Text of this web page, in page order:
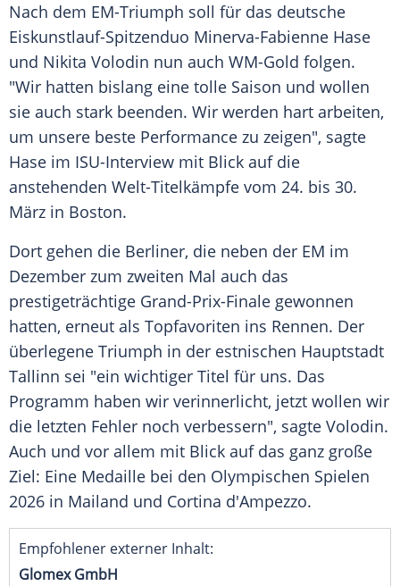
Nach dem EM-Triumph soll für das deutsche
Eiskunstlauf-Spitzenduo Minerva-Fabienne Hase
und Nikita Volodin nun auch WM-Gold folgen.
"Wir hatten bislang eine tolle Saison und wollen
sie auch stark beenden. Wir werden hart arbeiten,
um unsere beste Performance zu zeigen", sagte
Hase im ISU-Interview mit Blick auf die
anstehenden Welt-Titelkämpfe vom 24. bis 30.
März in Boston.
Dort gehen die Berliner, die neben der EM im
Dezember zum zweiten Mal auch das
prestigeträchtige Grand-Prix-Finale gewonnen
hatten, erneut als Topfavoriten ins Rennen. Der
überlegene Triumph in der estnischen Hauptstadt
Tallinn sei "ein wichtiger Titel für uns. Das
Programm haben wir verinnerlicht, jetzt wollen wir
die letzten Fehler noch verbessern", sagte Volodin.
Auch und vor allem mit Blick auf das ganz große
Ziel: Eine Medaille bei den Olympischen Spielen
2026 in Mailand und Cortina d'Ampezzo.
Empfohlener externer Inhalt:
Glomex GmbH